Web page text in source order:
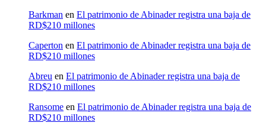
Barkman en El patrimonio de Abinader registra una baja de
RD$210 millones
Caperton en El patrimonio de Abinader registra una baja de
RD$210 millones
Abreu en El patrimonio de Abinader registra una baja de
RD$210 millones
Ransome en El patrimonio de Abinader registra una baja de
RD$210 millones